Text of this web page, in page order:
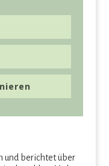
und berichtet über